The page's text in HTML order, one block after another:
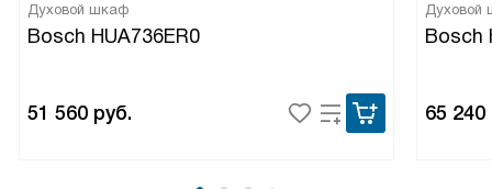
Духовой шкаф
Bosch HUA736ER0
51 560 руб.
Духовой
Bosch
65 240